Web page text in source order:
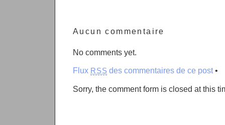
Aucun commentaire
No comments yet.
Flux RSS des commentaires de ce post•
Sorry, the comment form is closed at this